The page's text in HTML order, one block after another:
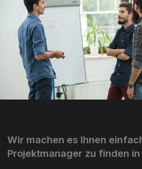
Wir machen es Ihnen
Projektmanager zu finden in